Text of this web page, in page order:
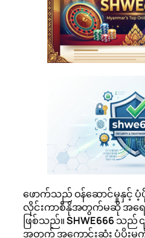
ဖောက်သည် ဝန်ဆောင်မှုနှင့်
လိုင်းကာစီနိုအတွက်မဆို အရေ
ဖြစ်သည်။SHWE666သည် ၎
အတွက် အကောင်းဆုံး ပံ့ပိုးမှု